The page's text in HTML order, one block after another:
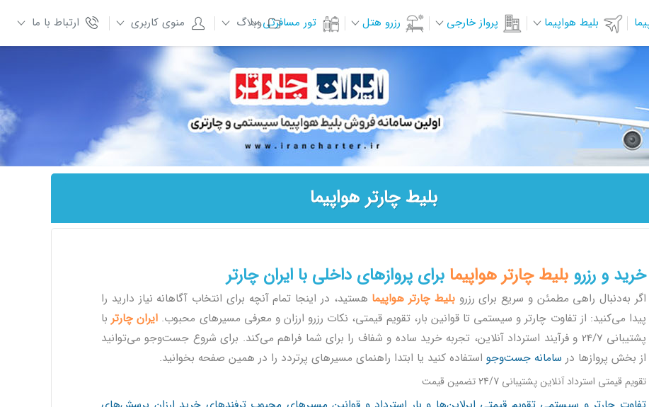
بلیط هواپیما پرواز خارجی رزرو هتل تور مسافرتی ارتباط با ما منوی کاربری وبلاگ
بلیط چارتر هواپیما
خرید و رزرو بلیط چارتر هواپیما برای پروازهای داخلی با ایران چارتر
اگر به‌دنبال راهی مطمئن و سریع برای رزروبلیط چارتر هواپیما هستید، در اینجا تمام آنچه برای انتخاب آگاهانه نیاز دارید را
پیدا می‌کنید: از تفاوت چارتر و سیستمی تا قوانین بار، تقویم قیمتی، نکات رزرو ارزان و معرفی مسیرهای محبوب. ایران چارتربا
پشتیبانی 24/7 و فرآیند استرداد آنلاین، تجربه خرید ساده و شفاف را برای شما فراهم می‌کند. برای شروع جست‌وجو می‌توانید
از بخش پروازها در سامانه جست‌وجو استفاده کنید یا ابتدا راهنمای مسیرهای پرتردد را در همین صفحه بخوانید.
تقویم قیمتی استرداد آنلاین پشتیبانی 24/7 تضمین قیمت